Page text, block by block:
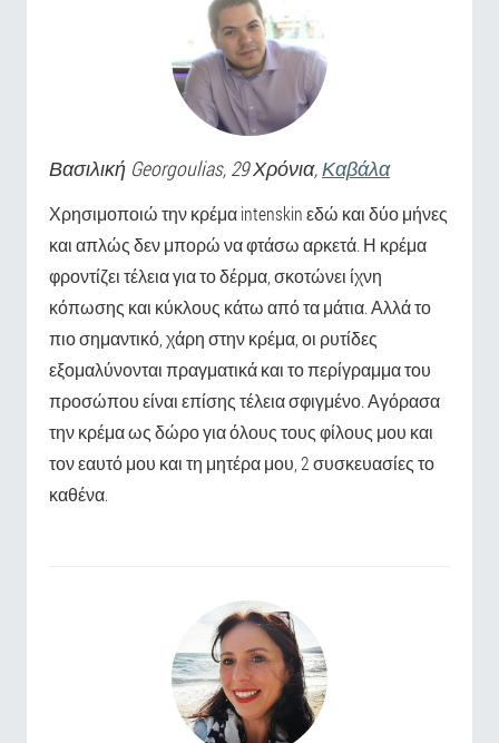
Βασιλική Georgoulias, 29 Χρόνια,Καβάλα
Χρησιμοποιώ την κρέμα intenskin εδώ και δύο μήνες
και απλώς δεν μπορώ να φτάσω αρκετά. Η κρέμα
φροντίζει τέλεια για το δέρμα, σκοτώνει ίχνη
κόπωσης και κύκλους κάτω από τα μάτια. Αλλά το
πιο σημαντικό, χάρη στην κρέμα, οι ρυτίδες
εξομαλύνονται πραγματικά και το περίγραμμα του
προσώπου είναι επίσης τέλεια σφιγμένο. Αγόρασα
την κρέμα ως δώρο για όλους τους φίλους μου και
τον εαυτό μου και τη μητέρα μου, 2 συσκευασίες το
καθένα.